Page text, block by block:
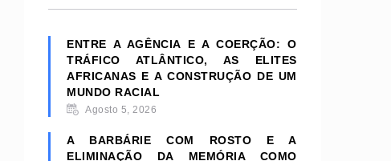
ENTRE A AGÊNCIA E A COERÇÃO: O
TRÁFICO ATLÂNTICO, AS ELITES
AFRICANAS E A CONSTRUÇÃO DE UM
MUNDO RACIAL
Agosto 5, 2026
A BARBÁRIE COM ROSTO E A
ELIMINAÇÃO DA MEMÓRIA COMO